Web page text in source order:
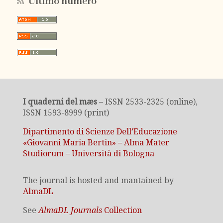
I quaderni del mæs– ISSN 2533-2325 (online),
ISSN 1593-8999 (print)
Dipartimento di Scienze Dell’Educazione
«Giovanni Maria Bertin» – Alma Mater
Studiorum – Università di Bologna
The journal is hosted and mantained by
AlmaDL
SeeAlmaDL JournalsCollection